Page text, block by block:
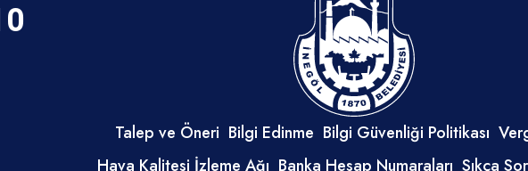
Talep ve Öneri Bilgi Edinme Bilgi Güvenliği Politikası
Hava Kalitesi İzleme Ağı Banka Hesap Numaraları Sıkça